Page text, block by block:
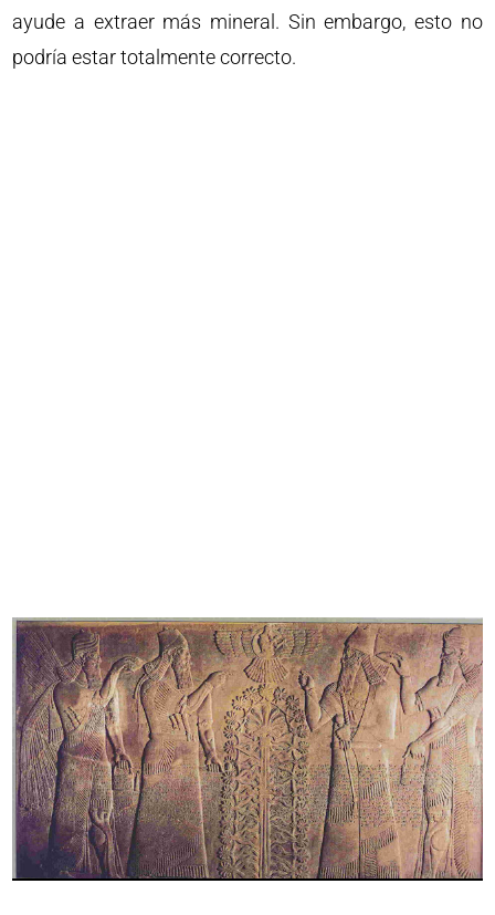
ayude a extraer más mineral. Sin embargo, esto no
podría estar totalmente correcto.